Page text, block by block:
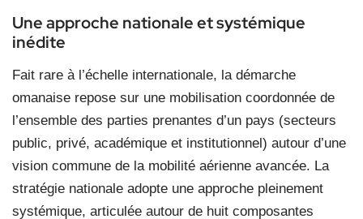
Une approche nationale et systémique
inédite
Fait rare à l’échelle internationale, la démarche
omanaise repose sur une mobilisation coordonnée de
l’ensemble des parties prenantes d’un pays (secteurs
public, privé, académique et institutionnel) autour d’une
vision commune de la mobilité aérienne avancée. La
stratégie nationale adopte une approche pleinement
systémique, articulée autour de huit composantes